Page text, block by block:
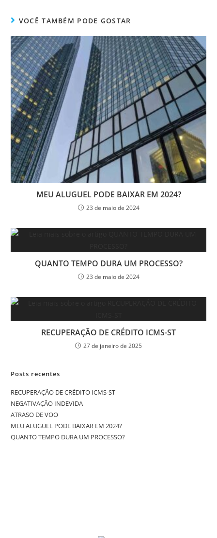
VOCÊ TAMBÉM PODE GOSTAR
MEU ALUGUEL PODE BAIXAR EM 2024?
23 de maio de 2024
QUANTO TEMPO DURA UM PROCESSO?
23 de maio de 2024
RECUPERAÇÃO DE CRÉDITO ICMS-ST
27 de janeiro de 2025
Posts recentes
RECUPERAÇÃO DE CRÉDITO ICMS-ST
NEGATIVAÇÃO INDEVIDA
ATRASO DE VOO
MEU ALUGUEL PODE BAIXAR EM 2024?
QUANTO TEMPO DURA UM PROCESSO?